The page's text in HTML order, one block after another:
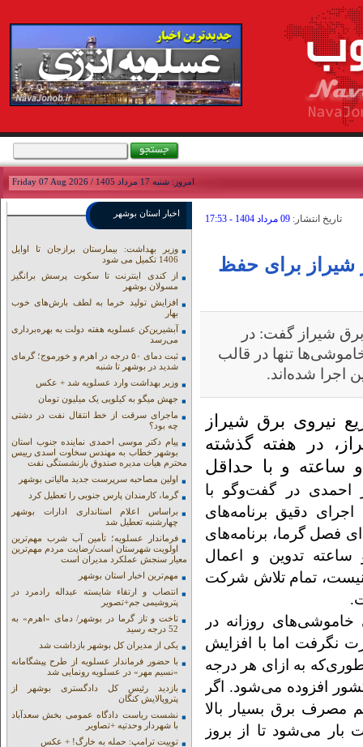
امروز: شنبه 17 مرداد 1405 / Friday 07 Aug 2026
تاريخ انتشار: 09 مرداد 1404 - 17:53
شیراز برای حفظ
شیراز گفت: در
تنها در قالب
اجرا شده‌اند.
نیروی برق شیراز
در هفته گذشته
ساعته و با حداقل
احمدی در گفت‌و‌گو با
دقیق برنامه‌های
فصل گرما، برنامه‌های
تدوین و اعمال
نیست، تمام تلاش شرکت
روزانه در
نگرفت اما با افزایش
به ازای هر درجه
برق کشور افزوده می‌شود. اگر
مصرف برق بسیار بالا
بار می‌شود تا از بروز
اخبار استان بوشهر
وزیر بهداشت: بیمارستان برازجان تا اوایل
1406 تکمیل می شود
از کندی اینترنت تا سکوت پرسش برانگیز
مسولان بوشهر
افزایش تولید خرما به لطف بارش‌های خوب
بهار
آبشیرین‌کن عسلویه هفته دولت به بهره‌برداری
می‌رسد
ثبت دمای ۵۰ درجه در اهرم و خورموج؛ گرمای
شدید در بوشهر تا شنبه
وزیر بهداشت وارد عسلویه شد + عکس
جهش میگو به کیلویی یک میلیون تومان
ماجرای سرقت از خط انتقال نفت در دشتی
چه بود؟
پیام دکتر موسی احمدی نماینده جنوب استان
بوشهر خطاب به مهندس سخاوت اسدی رییس
محترم هیات مدیره صندوق بازنشستگی نفت
اولین مصاحبه سرپرست جدید مالیاتی بوشهر
گرما، کارمندان پارس جنوبی را تعطیل کرد
براساس اعلام استانداری ادارات بوشهر
چهارشنبه تعطیل شد
فرماندار عسلویه؛ تأمین آب شرب مهم‌ترین
اولویت شهرستان است/رضایت مردم مهم‌ترین
معیار سنجش عملکرد مدیران است
مهم‌ترین اخبار استان بوشهر
انتصاب و ارتقاء شایسته عبداله رادمرد در
پتروشیمی جم+تصویر
تاخت و تاز گرما در بوشهر/ دمای «اهرم» به
52 درجه رسید
یکی از مدیران کل بوشهر بازداشت شد
با حضور فرماندار عسلویه از طرح پیشگامانه
«نسیم مهر» در عسلویه رونمایی شد
بازدید رئیس کل دادگستری بوشهر از
پتروپالایش کنگان
نشست ریاست دادگاه عمومی بخش سعدآباد
با شهردار وحدتیه +تصاویر
توییت ترامپ: حمله به خارگ! + عکس